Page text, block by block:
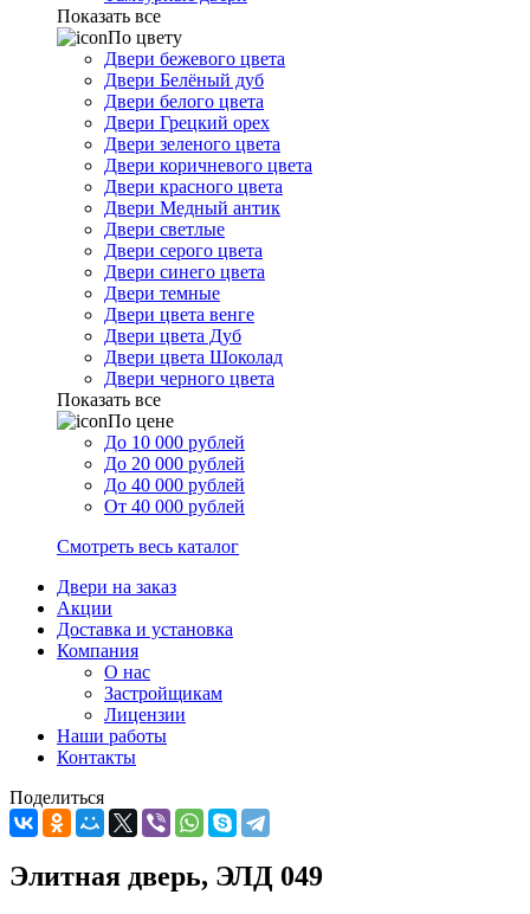
Показать все
По цвету
Двери бежевого цвета
Двери Белёный дуб
Двери белого цвета
Двери Грецкий орех
Двери зеленого цвета
Двери коричневого цвета
Двери красного цвета
Двери Медный антик
Двери светлые
Двери серого цвета
Двери синего цвета
Двери темные
Двери цвета венге
Двери цвета Дуб
Двери цвета Шоколад
Двери черного цвета
Показать все
По цене
До 10 000 рублей
До 20 000 рублей
До 40 000 рублей
От 40 000 рублей
Смотреть весь каталог
Двери на заказ
Акции
Доставка и установка
Компания
О нас
Застройщикам
Лицензии
Наши работы
Контакты
Поделиться
Элитная дверь, ЭЛД 049